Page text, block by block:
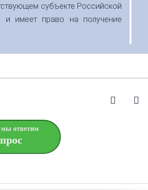
субъекте Российской
и имеет право на получение
мы ответим